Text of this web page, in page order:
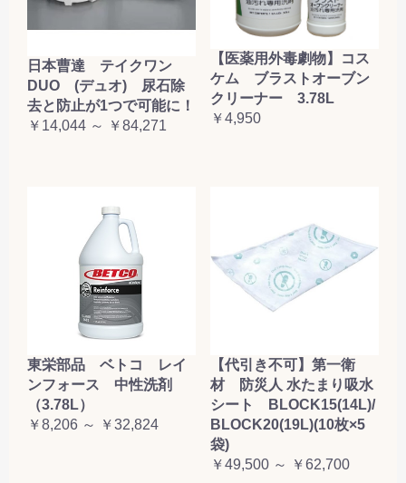
日本曹達 テイクワン
DUO (デュオ) 尿石除
去と防止が1つで可能に！
￥14,044 ～ ￥84,271
【医薬用外毒劇物】コス
ケム ブラストオーブン
クリーナー 3.78L
￥4,950
東栄部品 ベトコ レイ
ンフォース 中性洗剤
（3.78L）
￥8,206 ～ ￥32,824
【代引き不可】第一衛
材 防災人 水たまり吸水
シート BLOCK15(14L)/
BLOCK20(19L)(10枚×5
袋)
￥49,500 ～ ￥62,700